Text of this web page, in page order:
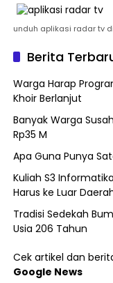
unduh aplikasi radar tv
Berita
Warga Harap
Khoir Berlanjut
Banyak Warga
Rp35 M
Apa Guna Punya
Kuliah S3
Harus ke Luar
Tradisi Sedekah
Usia 206 Tahun
Cek artikel dan
Google News